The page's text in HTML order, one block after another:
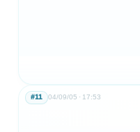
04/09/05 17:53
#11